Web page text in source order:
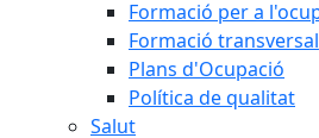
Formació per a
Formació transversal
Plans d'Ocupació
Política de qualitat
Salut